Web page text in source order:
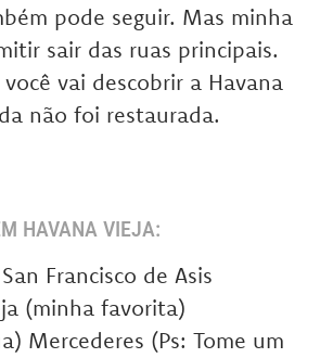
pode seguir. Mas minha
sair das ruas principais.
vai descobrir a Havana
não foi restaurada.
HAVANA VIEJA:
Francisco de Asis
(minha favorita)
Mercederes (Ps: Tome um